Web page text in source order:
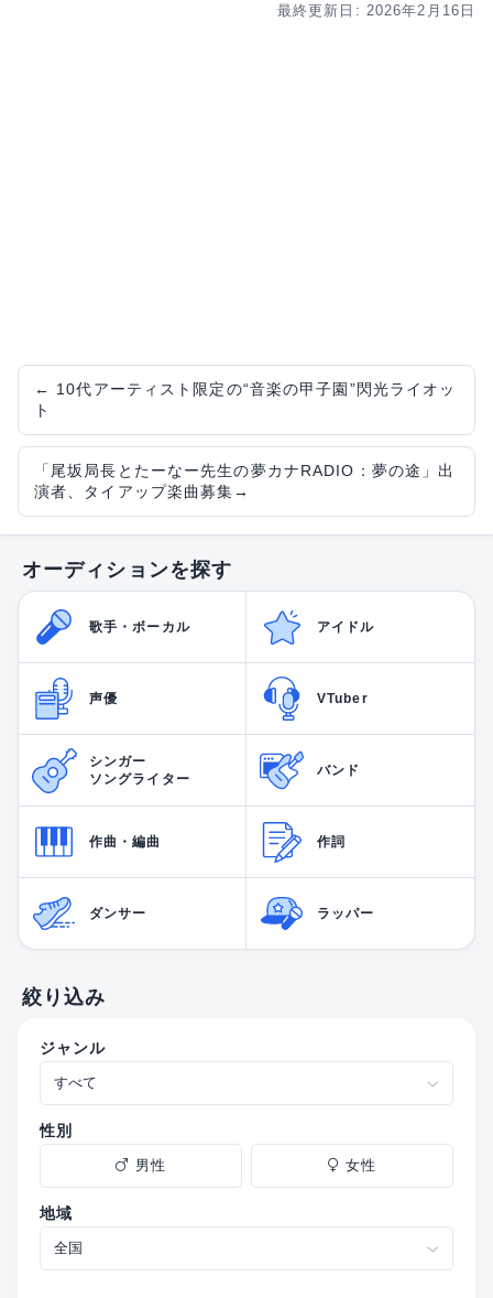
最終更新日: 2026年2月16日
← 10代アーティスト限定の“音楽の甲子園”閃光ライオッ
ト
「尾坂局長とたーなー先生の夢カナRADIO：夢の途」出
演者、タイアップ楽曲募集→
オーディションを探す
歌手・ボーカル アイドル
声優 VTuber
シンガー
ソングライター
バンド
作曲・編曲 作詞
ダンサー ラッパー
絞り込み
ジャンル
性別
男性 女性
地域